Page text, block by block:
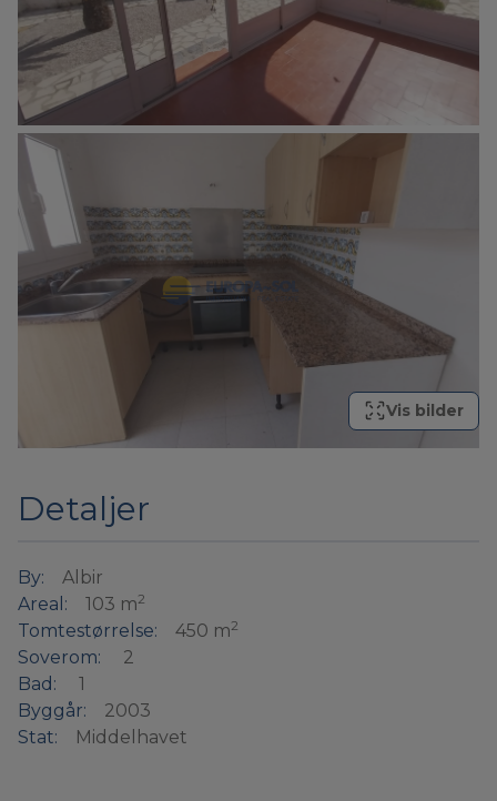
Vis bilder
Detaljer
By:
Albir
Areal:
103 m2
Tomtestørrelse: 450 m2
Soverom:
2
Bad:
1
Byggår:
2003
Stat:
Middelhavet